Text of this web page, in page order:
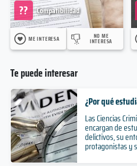
Compatibilidad
??
ME INTERESA NO ME
INTERESA
Te puede interesar
¿Por qué
Las Ciencias
encargan de
delictivos, su
protagonistas y